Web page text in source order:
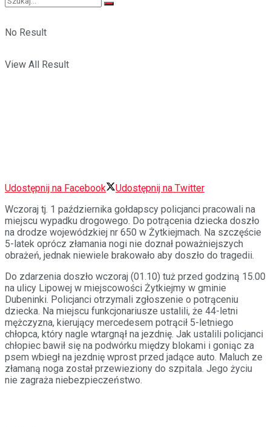
No Result
View All Result
Udostępnij na Facebook
Udostępnij na Twitter
Wczoraj tj. 1 października gołdapscy policjanci pracowali na
miejscu wypadku drogowego. Do potrącenia dziecka doszło
na drodze wojewódzkiej nr 650 w Żytkiejmach. Na szczęście
5-latek oprócz złamania nogi nie doznał poważniejszych
obrażeń, jednak niewiele brakowało aby doszło do tragedii.
Do zdarzenia doszło wczoraj (01.10) tuż przed godziną 15.00
na ulicy Lipowej w miejscowości Żytkiejmy w gminie
Dubeninki. Policjanci otrzymali zgłoszenie o potrąceniu
dziecka. Na miejscu funkcjonariusze ustalili, że 44-letni
mężczyzna, kierujący mercedesem potrącił 5-letniego
chłopca, który nagle wtargnął na jezdnię. Jak ustalili policjanci
chłopiec bawił się na podwórku między blokami i goniąc za
psem wbiegł na jezdnię wprost przed jadące auto. Maluch ze
złamaną noga został przewieziony do szpitala. Jego życiu
nie zagraża niebezpieczeństwo.